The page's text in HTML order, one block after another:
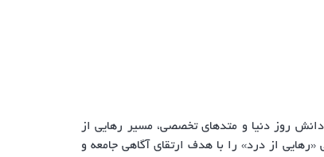
کلینیکال، با بهره‌گیری از دانش روز دنیا و متدهای تخصصی، مسیر رهایی از
از درد» را با هدف ارتقای آگاهی جامعه و